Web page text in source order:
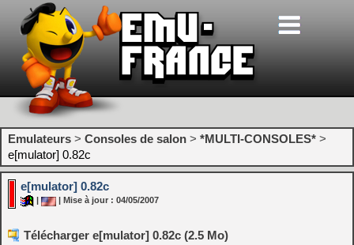
Emulateurs > Consoles de salon > *MULTI-CONSOLES* >
e[mulator] 0.82c
e[mulator] 0.82c
| Mise à jour : 04/05/2007
Télécharger e[mulator] 0.82c (2.5 Mo)